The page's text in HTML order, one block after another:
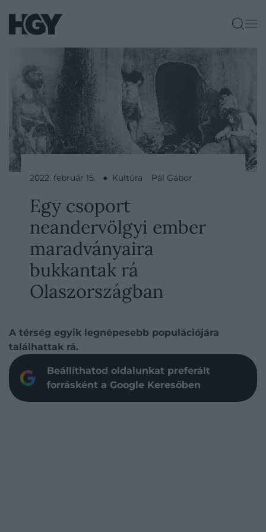
2022. február 15. ● Kultúra Pál Gábor
Egy csoport
neandervölgyi ember
maradványaira
bukkantak rá
Olaszországban
A térség egyik legnépesebb populációjára
találhattak rá.
Beállíthatod oldalunkat preferált
forrásként a Google Keresőben